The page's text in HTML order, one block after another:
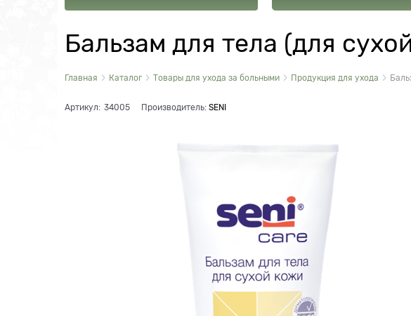
Бальзам для тела (для
Главная Каталог Товары для ухода за больными Продукция для ухода
Артикул: 34005 Производитель: SENI